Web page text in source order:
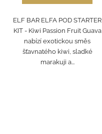
ELF BAR ELFA POD STARTER
KIT - Kiwi Passion Fruit Guava
nabízí exotickou směs
šťavnatého kiwi, sladké
marakuji a...